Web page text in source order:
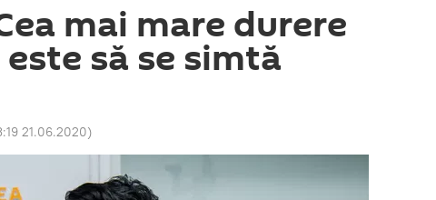
mai mare durere
să se simtă
21.06.2020)